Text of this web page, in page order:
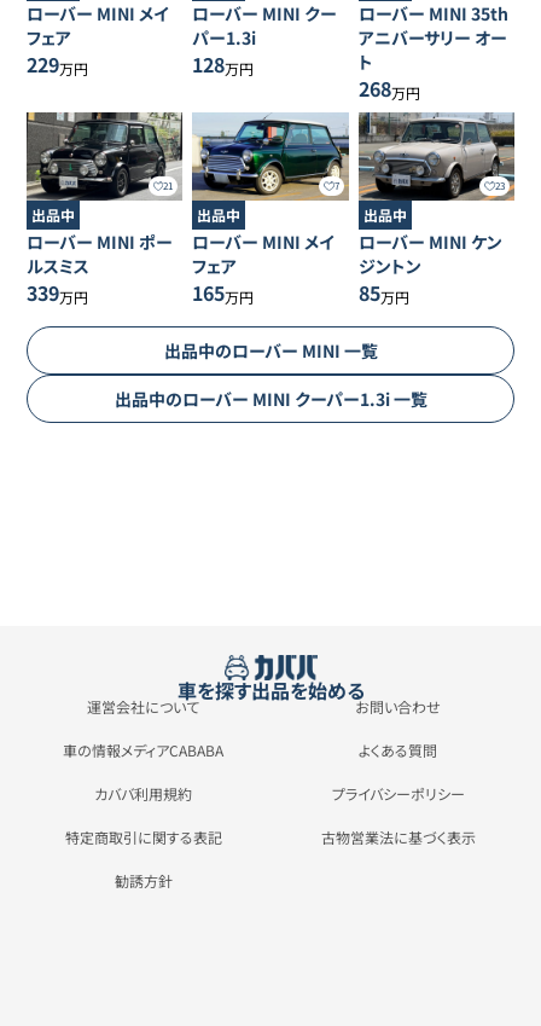
ローバー MINI メイ
フェア
229万円
ローバー MINI クー
パー1.3i
128万円
ローバー MINI 35th
アニバーサリー オー
ト
268万円
21
出品中
ローバー MINI ポー
ルスミス
339万円
7
出品中
ローバー MINI メイ
フェア
165万円
23
出品中
ローバー MINI ケン
ジントン
85万円
出品中のローバー MINI 一覧
出品中のローバー MINI クーパー1.3i一覧
車を探す出品を始める
運営会社について お問い合わせ
車の情報メディアCABABA よくある質問
カババ利用規約 プライバシーポリシー
特定商取引に関する表記 古物営業法に基づく表示
勧誘方針